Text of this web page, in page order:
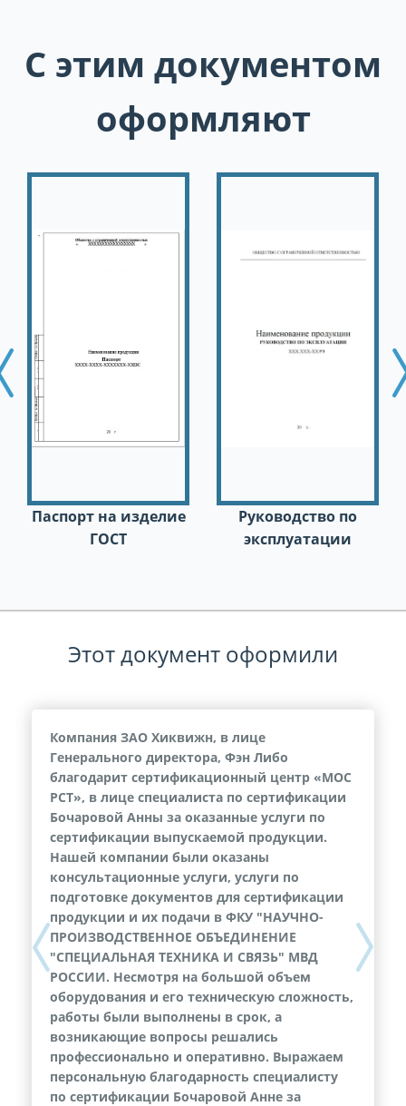
С этим документом
оформляют
Паспорт на изделие
ГОСТ
Руководство по
эксплуатации
Этот документ оформили
Компания ЗАО Хиквижн, в лице
Генерального директора, Фэн Либо
благодарит сертификационный центр «МОС
РСТ», в лице специалиста по сертификации
Бочаровой Анны за оказанные услуги по
сертификации выпускаемой продукции.
Нашей компании были оказаны
консультационные услуги, услуги по
подготовке документов для сертификации
продукции и их подачи в ФКУ "НАУЧНО-
ПРОИЗВОДСТВЕННОЕ ОБЪЕДИНЕНИЕ
"СПЕЦИАЛЬНАЯ ТЕХНИКА И СВЯЗЬ" МВД
РОССИИ. Несмотря на большой объем
оборудования и его техническую сложность,
работы были выполнены в срок, а
возникающие вопросы решались
профессионально и оперативно. Выражаем
персональную благодарность специалисту
по сертификации Бочаровой Анне за
Next